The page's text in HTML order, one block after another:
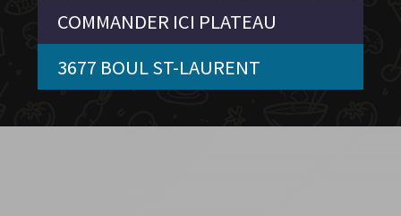
COMMANDER ICI PLATEAU
3677 BOUL ST-LAURENT